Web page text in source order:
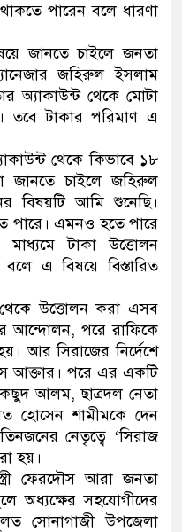
পারেন বলে ধারণা
জানতে চাইলে জনতা
জহিরুল ইসলাম
অ্যাকাউন্ট থেকে মোটা
তবে টাকার পরিমাণ এ
থেকে কিভাবে ১৮
জানতে চাইলে জহিরুল
বিষয়টি আমি শুনেছি।
পারে। এমনও হতে পারে
মাধ্যমে টাকা উত্তোলন
বলে এ বিষয়ে বিস্তারিত
থেকে উত্তোলন করা এসব
আন্দোলন, পরে রাফিকে
আর সিরাজের নির্দেশে
আক্তার। পরে এর একটি
আলম, ছাত্রদল নেতা
হোসেন শামীমকে দেন
নেতৃত্বে ‘সিরাজ
হয়।
ফেরদৌস আরা জনতা
অধ্যক্ষের সহযোগীদের
সোনাগাজী উপজেলা